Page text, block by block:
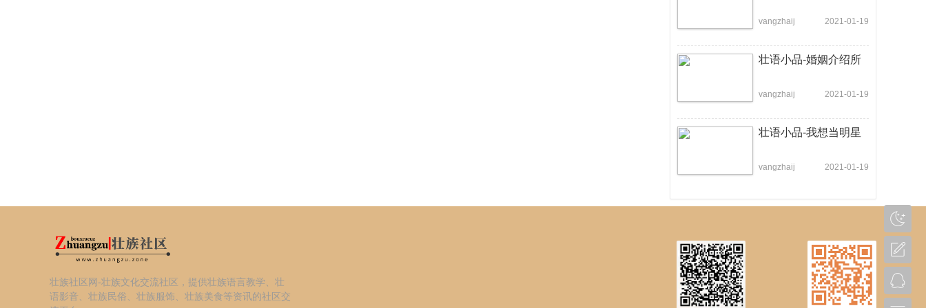
vangzhaij 2021-01-19
壮语小品-婚姻介绍所
vangzhaij 2021-01-19
壮语小品-我想当明星
vangzhaij 2021-01-19
壮族社区网-壮族文化交流社区，提供壮族语言教学、壮
语影音、壮族民俗、壮族服饰、壮族美食等资讯的社区交